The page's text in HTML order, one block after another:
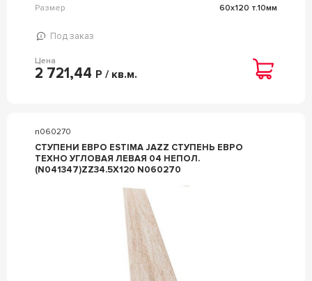
Размер
60x120 т.10мм
Под заказ
Цена
2 721,44 Р / кв.м.
n060270
СТУПЕНИ ЕВРО ESTIMA JAZZ СТУПЕНЬ ЕВРО
ТЕХНО УГЛОВАЯ ЛЕВАЯ 04 НЕПОЛ.
(N041347)ZZ34.5Х120 N060270